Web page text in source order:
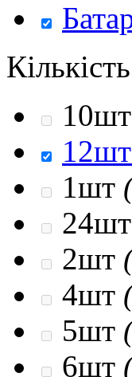
10шт
12шт
1шт
24шт
2шт
4шт
5шт
6шт